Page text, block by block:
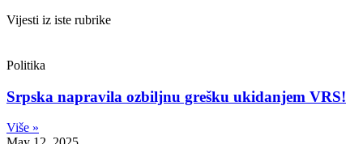
Vijesti iz iste rubrike
Politika
Srpska napravila ozbiljnu grešku ukidanjem VRS!
Više »